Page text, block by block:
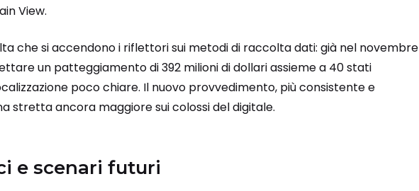
View.
che si accendono i riflettori sui metodi di raccolta dati: già nel novembre
un patteggiamento di 392 milioni di dollari assieme a 40 stati
poco chiare. Il nuovo provvedimento, più consistente e
stretta ancora maggiore sui colossi del digitale.
e scenari futuri